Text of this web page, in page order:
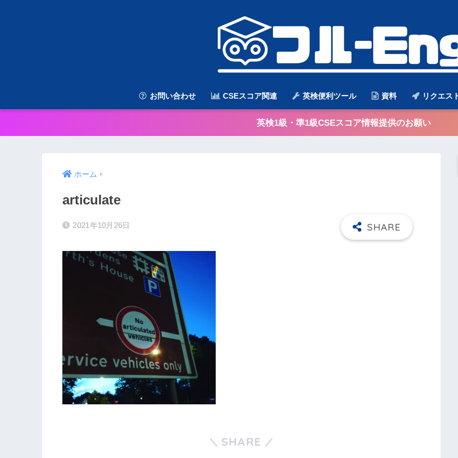
お問い合わせ CSEスコア関連 英検便利ツール 資料 リクエス
英検1級・準1級CSEスコア情報提供のお願い
ホーム
articulate
2021年10月26日
SHARE